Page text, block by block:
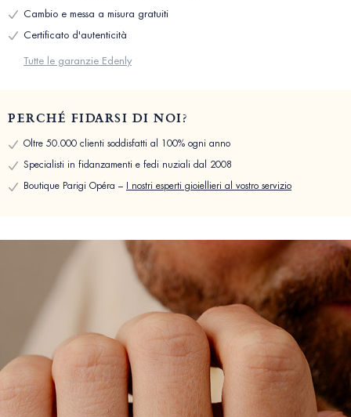
Cambio e messa a misura gratuiti
Certificato d'autenticità
Tutte le garanzie Edenly
PERCHÉ FIDARSI DI NOI?
Oltre 50.000 clienti soddisfatti al 100% ogni anno
Specialisti in fidanzamenti e fedi nuziali dal 2008
Boutique Parigi Opéra – I nostri esperti gioiellieri al vostro servizio